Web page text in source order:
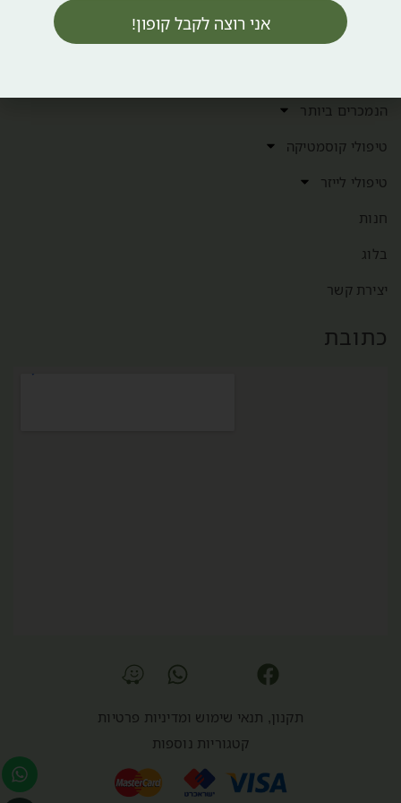
הנמכרים ביותר
טיפולי קוסמטיקה
טיפולי לייזר
חנות
בלוג
יצירת קשר
כתובת
תקנון, תנאי שימוש ומדיניות פרטיות
קטגוריות נוספות
אני רוצה לקבל קופון!